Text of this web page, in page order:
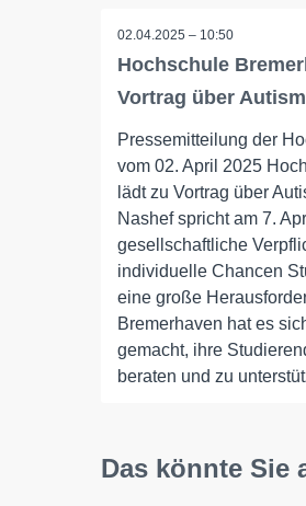
02.04.2025 – 10:50
Hochschule
Vortrag über
Pressemitteilung der
vom 02. April 2025
lädt zu Vortrag über
Nashef spricht am 7.
gesellschaftliche
individuelle Chancen
eine große
Bremerhaven hat es
gemacht, ihre
beraten und zu
Das könnte Sie